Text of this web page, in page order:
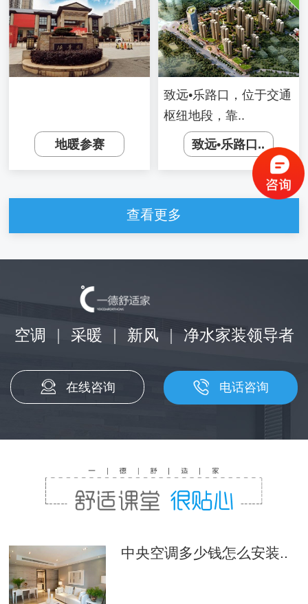
地暖参赛
致远•乐路口，位于交通
枢纽地段，靠..
致远•乐路口..
查看更多
空调 采暖 新风 净水家装领导者
在线咨询 电话咨询
中央空调多少钱怎么安装..